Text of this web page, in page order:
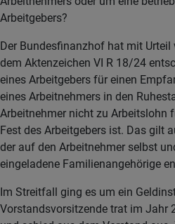
Arbeitgebers?
Der Bundesfinanzhof hat mit
dem Aktenzeichen VI R 18/24
eines Arbeitgebers für einen
eines Arbeitnehmers in den
Arbeitnehmer nicht zu Arbeitslohn
Fest des Arbeitgebers ist. Das gilt
der auf den Arbeitnehmer selbst
eingeladene Familienangehörige
Im Streitfall ging es um ein
Vorstandsvorsitzende trat im Jahr